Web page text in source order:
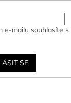
e-mailu souhlasíte s
SE